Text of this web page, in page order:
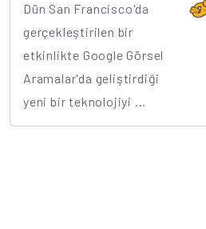
Dün San Francisco'da
gerçekleştirilen bir
etkinlikte Google Görsel
Aramalar'da geliştirdiği
yeni bir teknolojiyi ...